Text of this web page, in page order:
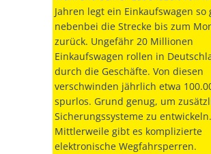
Jahren legt ein Einkaufswagen so
nebenbei die Strecke bis zum
zurück. Ungefähr 20 Millionen
Einkaufswagen rollen in
durch die Geschäfte. Von diesen
verschwinden jährlich etwa
spurlos. Grund genug, um
Sicherungssysteme zu entwickeln.
Mittlerweile gibt es komplizierte
elektronische Wegfahrsperren.